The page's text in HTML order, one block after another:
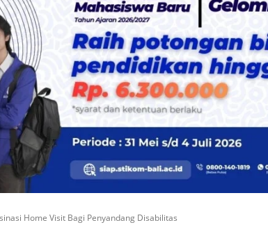
Home Visit Bagi Penyandang Disabilitas